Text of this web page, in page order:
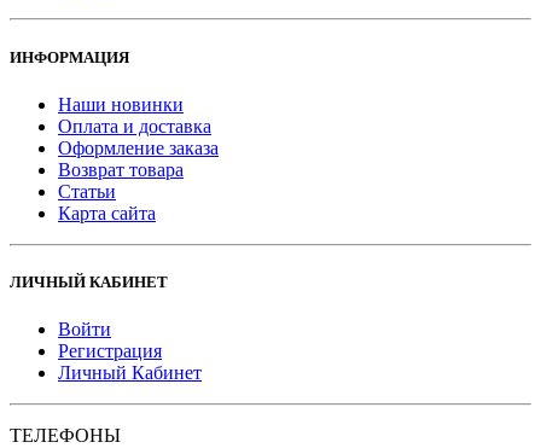
ИНФОРМАЦИЯ
Наши новинки
Оплата и доставка
Оформление заказа
Возврат товара
Статьи
Карта сайта
ЛИЧНЫЙ КАБИНЕТ
Войти
Регистрация
Личный Кабинет
ТЕЛЕФОНЫ